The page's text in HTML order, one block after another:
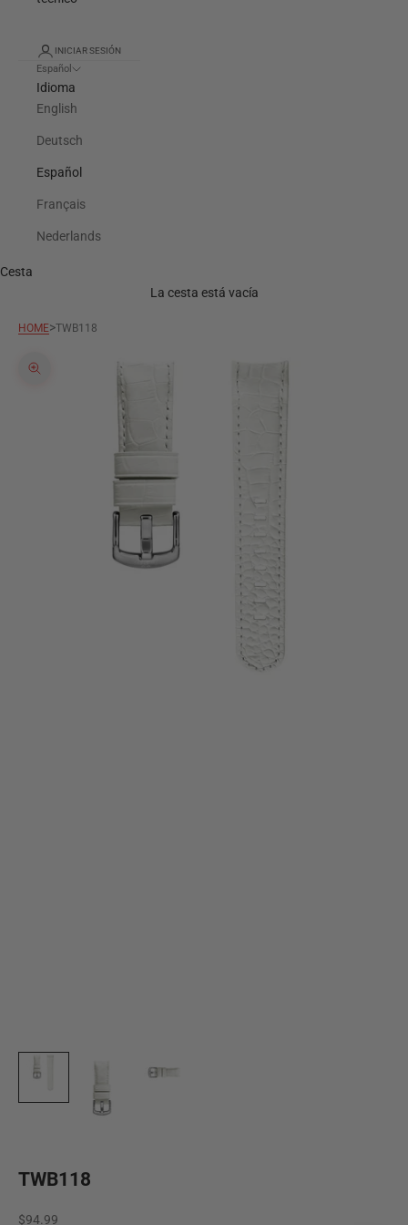
INICIAR SESIÓN
Español
Idioma
English
Deutsch
Español
Français
Nederlands
Cesta
La cesta está vacía
HOME>TWB118
Zoom
TWB118
Precio de oferta
$94.99